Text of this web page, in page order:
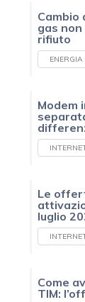
Cambio
gas
rifiuto
ENERGIA
Modem
Le
luglio
Come
TIM: